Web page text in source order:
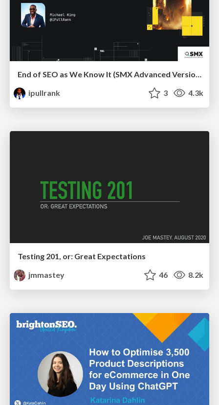
End of SEO as We Know It (SMX Advanced Version)
ipullrank
3 4.3k
Testing 201, or: Great Expectations
jmmastey
46 8.2k